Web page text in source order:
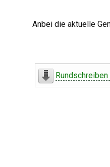
Anbei die aktuelle